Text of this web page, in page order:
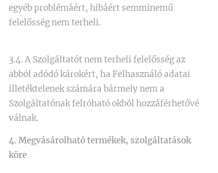
egyéb problémáért, hibáért semminemű
felelősség nem terheli.
3.4. A Szolgáltatót nem terheli felelősség az
abból adódó károkért, ha Felhasználó adatai
illetéktelenek számára bármely nem a
Szolgáltatónak felróható okból hozzáférhetővé
válnak.
4. Megvásárolható termékek, szolgáltatások
köre